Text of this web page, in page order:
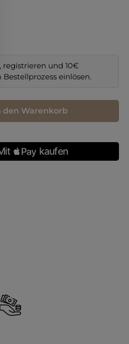
und 10€
Bestellprozess einlösen.
ein oder benutze die
den Warenkorb